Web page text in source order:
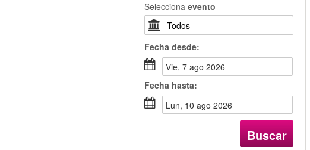
Selecciona evento
Fecha desde:
vie, 7 ago 2026
Fecha hasta:
lun, 10 ago 2026
Buscar